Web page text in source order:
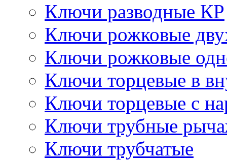
Ключи разводные КР
Ключи рожковые
Ключи рожковые
Ключи торцевые в
Ключи торцевые с
Ключи трубные
Ключи трубчатые